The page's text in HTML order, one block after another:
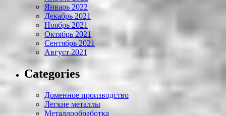
Январь 2022
Декабрь 2021
Ноябрь 2021
Октябрь 2021
Сентябрь 2021
Август 2021
Categories
Доменное производство
Легкие металлы
Металлообработка